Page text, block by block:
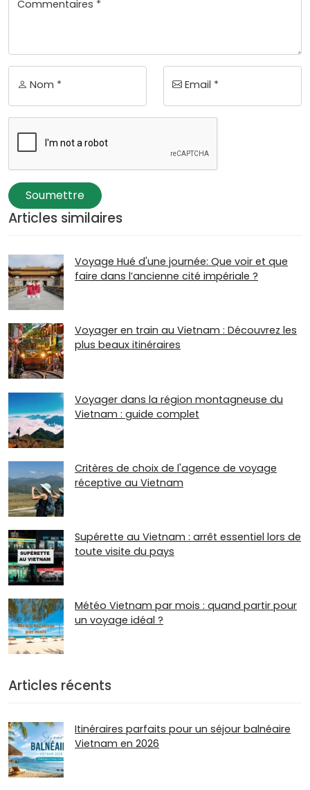
Commentaires *
Nom * Email *
Soumettre
Articles similaires
Voyage Hué d'une journée: Que voir et que
faire dans l’ancienne cité impériale ?
Voyager en train au Vietnam : Découvrez les
plus beaux itinéraires
Voyager dans la région montagneuse du
Vietnam : guide complet
Critères de choix de l'agence de voyage
réceptive au Vietnam
Supérette au Vietnam : arrêt essentiel lors de
toute visite du pays
Météo Vietnam par mois : quand partir pour
un voyage idéal ?
Articles récents
Itinéraires parfaits pour un séjour balnéaire
Vietnam en 2026